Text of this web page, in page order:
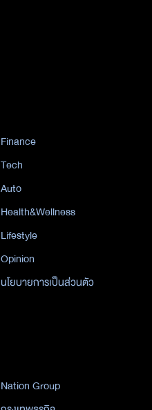
Finance
Tech
Auto
Health&Wellness
Lifestyle
Opinion
นโยบายการเป็นส่วนตัว
Nation Group